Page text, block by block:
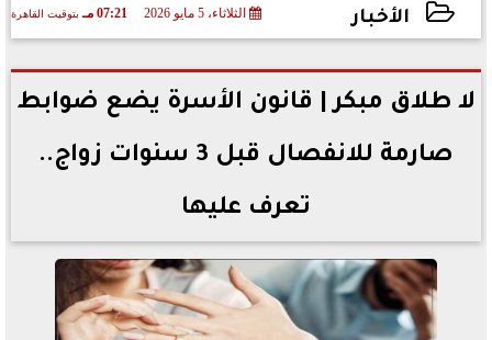
الأخبار الثلاثاء، 5 مايو 2026 07:21 مـ بتوقيت القاهرة
2026-05-05 19:21:16
لا طلاق مبكر | قانون الأسرة يضع ضوابط
صارمة للانفصال قبل 3 سنوات زواج..
تعرف عليها